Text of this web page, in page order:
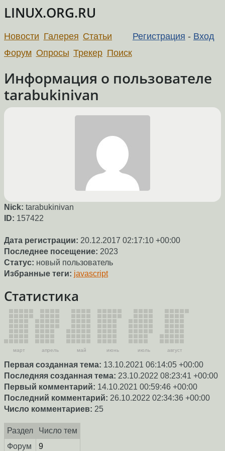
LINUX.ORG.RU
Регистрация - Вход
Новости Галерея Статьи
Форум Опросы Трекер Поиск
Информация о пользователе
tarabukinivan
Nick: tarabukinivan
ID: 157422
Дата регистрации: 20.12.2017 02:17:10 +00:00
Последнее посещение: 2023
Статус: новый пользователь
Избранные теги: javascript
Статистика
март апрель май июнь июль август
Первая созданная тема: 13.10.2021 06:14:05 +00:00
Последняя созданная тема: 23.10.2022 08:23:41 +00:00
Первый комментарий: 14.10.2021 00:59:46 +00:00
Последний комментарий: 26.10.2022 02:34:36 +00:00
Число комментариев: 25
Раздел
Число тем
Форум
9